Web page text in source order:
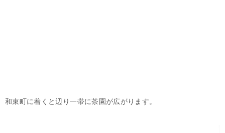
和束町に着くと辺り一帯に茶園が広がります。